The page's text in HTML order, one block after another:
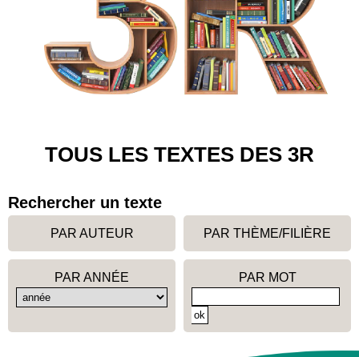
TOUS LES TEXTES DES 3R
Rechercher un texte
PAR AUTEUR PAR THÈME/FILIÈRE
PAR ANNÉE PAR MOT